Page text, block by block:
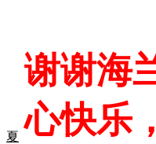
夏
谢谢海
心快乐